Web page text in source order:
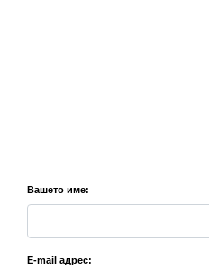
Вашето име:
E-mail адрес: